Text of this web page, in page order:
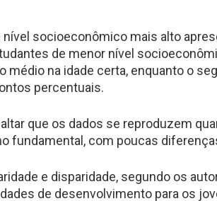
nível socioeconômico mais alto
de menor nível
médio na idade certa, enquanto o
percentuais.
que os dados se reproduzem
fundamental, com poucas
e disparidade, segundo os
de desenvolvimento para os